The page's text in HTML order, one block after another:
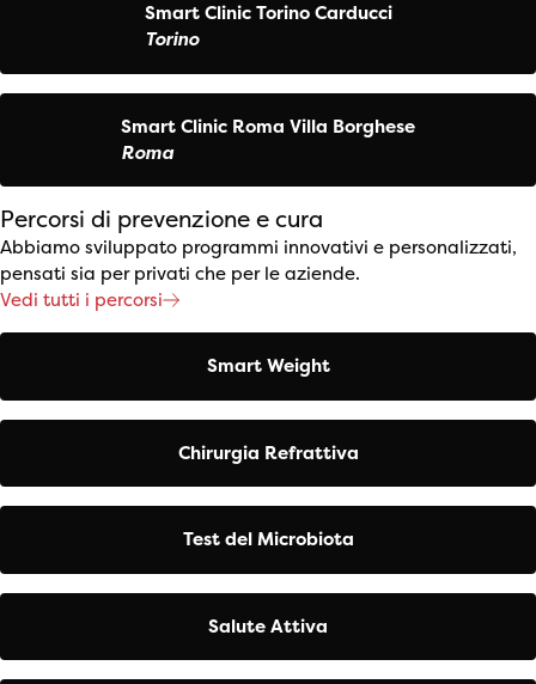
Smart Clinic Torino Carducci
Torino
Smart Clinic Roma Villa Borghese
Roma
Percorsi di prevenzione e cura
Abbiamo sviluppato programmi innovativi e personalizzati,
pensati sia per privati che per le aziende.
Vedi tutti i percorsi
Smart Weight
Chirurgia Refrattiva
Test del Microbiota
Salute Attiva